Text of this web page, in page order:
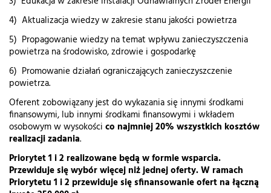
4) Aktualizacja wiedzy w zakresie stanu jakości powietrza
5) Propagowanie wiedzy na temat wpływu zanieczyszczenia
powietrza na środowisko, zdrowie i gospodarkę
6) Promowanie działań ograniczających zanieczyszczenie
powietrza.
Oferent zobowiązany jest do wykazania się innymi środkami
finansowymi, lub innymi środkami finansowymi i wkładem
osobowym w wysokości co najmniej 20% wszystkich kosztów
realizacji zadania.
Priorytet 1 i 2 realizowane będą w formie wsparcia.
Przewiduje się wybór więcej niż jednej oferty. W ramach
Priorytetu 1 i 2 przewiduje się sfinansowanie ofert na łączną